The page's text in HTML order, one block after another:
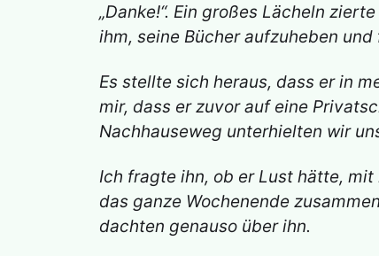
„Danke!“. Ein großes Lächeln
ihm, seine Bücher aufzuheben
Es stellte sich heraus, dass er in
mir, dass er zuvor auf eine
Nachhauseweg unterhielten wir
Ich fragte ihn, ob er Lust hätte,
das ganze Wochenende
dachten genauso über ihn.